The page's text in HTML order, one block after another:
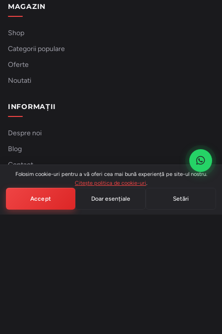
MAGAZIN
Shop
Categorii populare
Oferte
Noutati
INFORMAȚII
Despre noi
Blog
Contact
Termeni si Conditii
Livrare si Retur
Folosim cookie-uri pentru a vă oferi cea mai bună experiență pe site-ul nostru.
Citește politica de cookie-uri.
Accept Doar esențiale Setări